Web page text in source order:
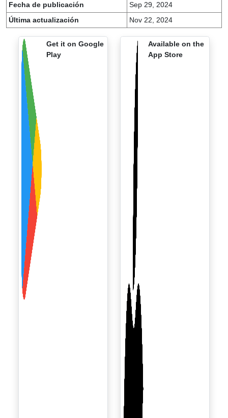
Fecha de publicación
Sep 29, 2024
Última actualización
Nov 22, 2024
Get it on Google
Play
Available on the
App Store